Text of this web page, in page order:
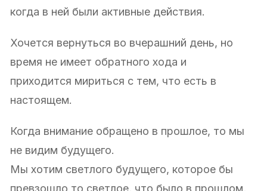
когда в ней были активные действия.
Хочется вернуться во вчерашний день, но
время не имеет обратного хода и
приходится мириться с тем, что есть в
настоящем.
Когда внимание обращено в прошлое, то мы
не видим будущего.
Мы хотим светлого будущего, которое бы
превзошло то светлое, что было в прошлом,